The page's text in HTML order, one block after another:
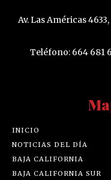
Av. Las Américas
Teléfono: 664 681
INICIO
NOTICIAS DEL DÍA
BAJA CALIFORNIA
BAJA CALIFORNIA SUR